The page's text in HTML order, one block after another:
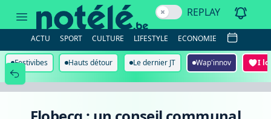
communal
animé
après
presque
trois
mois
REPLAY
ACTU SPORT CULTURE LIFESTYLE ECONOMIE
Festivibes Hauts détour Le dernier JT Wap'innov I